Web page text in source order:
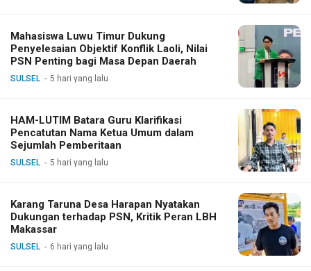
Mahasiswa Luwu Timur Dukung
Penyelesaian Objektif Konflik Laoli, Nilai
PSN Penting bagi Masa Depan Daerah
SULSEL 5 hari yang lalu
HAM-LUTIM Batara Guru Klarifikasi
Pencatutan Nama Ketua Umum dalam
Sejumlah Pemberitaan
SULSEL 5 hari yang lalu
Karang Taruna Desa Harapan Nyatakan
Dukungan terhadap PSN, Kritik Peran LBH
Makassar
SULSEL 6 hari yang lalu